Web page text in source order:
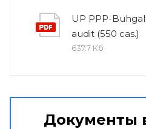
UP PPP-
audit (550 cas.)
637.7 Кб
Документы